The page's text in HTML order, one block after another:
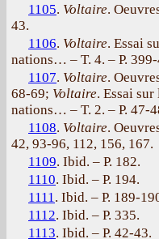
1105. Voltaire.
43.
1106. Voltaire. Essai
nations… – T. 4. – P.
1107. Voltaire.
68-69; Voltaire. Essai sur
nations… – T. 2. – P. 47-
1108. Voltaire.
42, 93-96, 112, 156, 167.
1109. Ibid. – P. 182.
1110. Ibid. – P. 194.
1111. Ibid. – P. 189-
1112. Ibid. – P. 335.
1113. Ibid. – P. 42-43.